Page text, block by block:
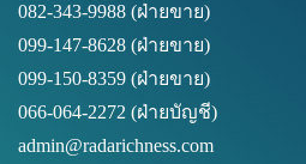
082-343-9988 (ฝ่ายขาย)
099-147-8628 (ฝ่ายขาย)
099-150-8359 (ฝ่ายขาย)
066-064-2272 (ฝ่ายบัญชี)
admin@radarichness.com